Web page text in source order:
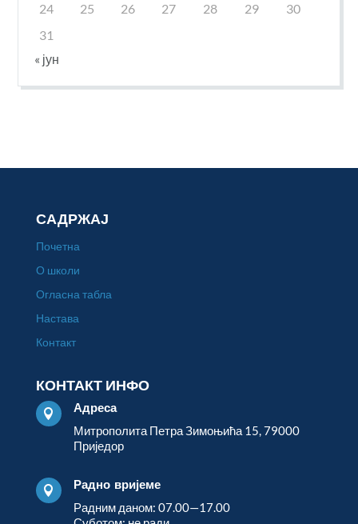
24
25 26 27 28 29
30
31
« јун
САДРЖАЈ
Почетна
О школи
Огласна табла
Настава
Контакт
КОНТАКТ ИНФО

Адреса
Митрополита Петра Зимоњића 15, 79000
Приједор

Радно вријеме
Радним даном: 07.00—17.00